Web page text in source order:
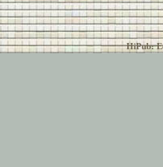
HiPub: